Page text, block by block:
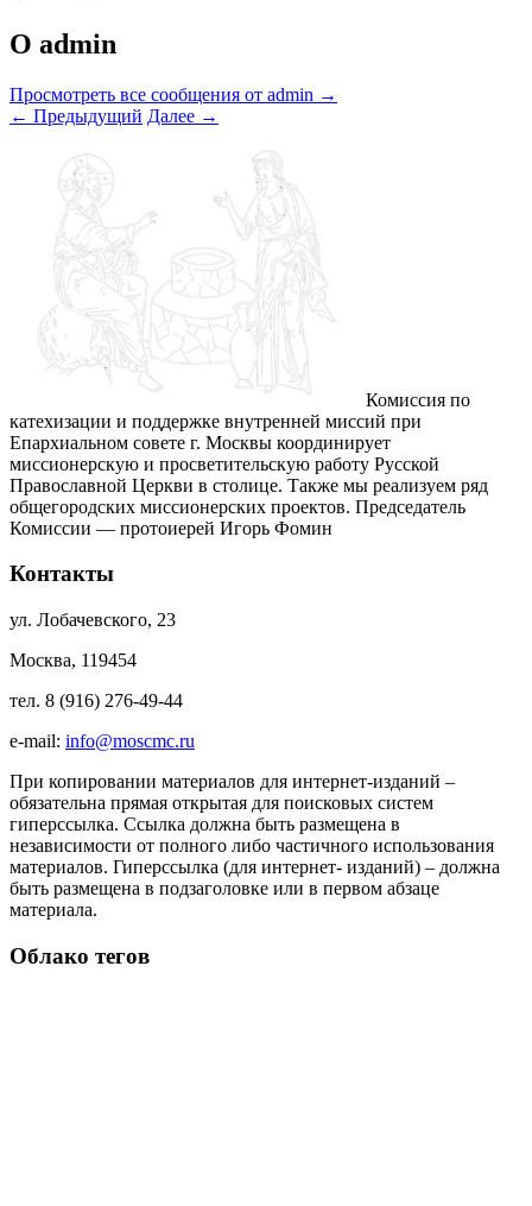
О admin
Просмотреть все сообщения от admin →
← Предыдущий Далее →
Комиссия по
катехизации и поддержке внутренней миссий при
Епархиальном совете г. Москвы координирует
миссионерскую и просветительскую работу Русской
Православной Церкви в столице. Также мы реализуем ряд
общегородских миссионерских проектов. Председатель
Комиссии — протоиерей Игорь Фомин
Контакты
ул. Лобачевского, 23
Москва, 119454
тел. 8 (916) 276-49-44
e-mail: info@moscmc.ru
При копировании материалов для интернет-изданий –
обязательна прямая открытая для поисковых систем
гиперссылка. Ссылка должна быть размещена в
независимости от полного либо частичного использования
материалов. Гиперссылка (для интернет- изданий) – должна
быть размещена в подзаголовке или в первом абзаце
материала.
Облако тегов